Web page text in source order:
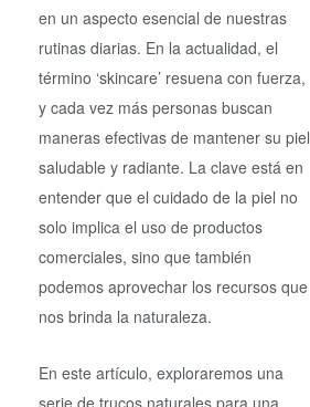
en un aspecto esencial de nuestras
rutinas diarias. En la actualidad, el
término ‘skincare’ resuena con fuerza,
y cada vez más personas buscan
maneras efectivas de mantener su piel
saludable y radiante. La clave está en
entender que el cuidado de la piel no
solo implica el uso de productos
comerciales, sino que también
podemos aprovechar los recursos que
nos brinda la naturaleza.
En este artículo, exploraremos una